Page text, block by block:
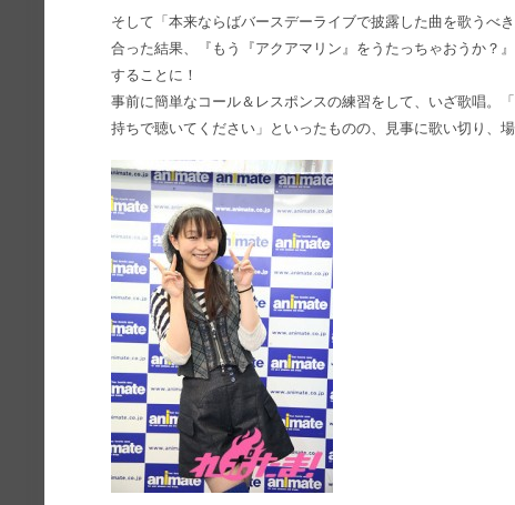
そして「本来ならばバースデーライブで披露した曲を歌うべ
合った結果、『もう『アクアマリン』をうたっちゃおうか？
することに！
事前に簡単なコール＆レスポンスの練習をして、いざ歌唱。
持ちで聴いてください」といったものの、見事に歌い切り、